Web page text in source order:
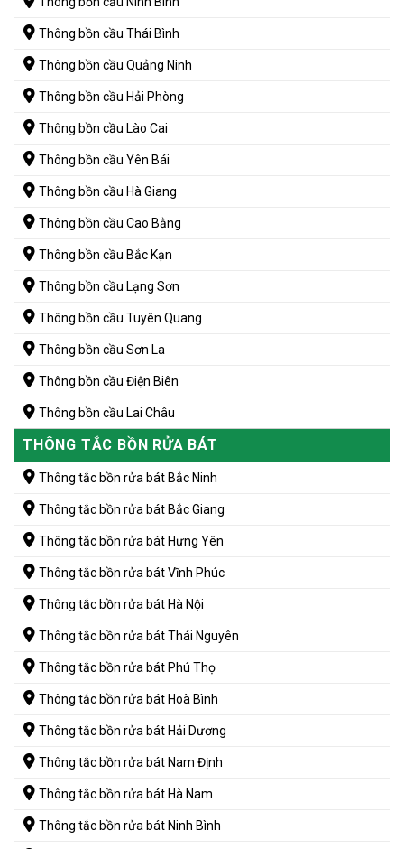
Thông bồn cầu Thái Bình
Thông bồn cầu Quảng Ninh
Thông bồn cầu Hải Phòng
Thông bồn cầu Lào Cai
Thông bồn cầu Yên Bái
Thông bồn cầu Hà Giang
Thông bồn cầu Cao Bằng
Thông bồn cầu Bắc Kạn
Thông bồn cầu Lạng Sơn
Thông bồn cầu Tuyên Quang
Thông bồn cầu Sơn La
Thông bồn cầu Điện Biên
Thông bồn cầu Lai Châu
THÔNG TẮC BỒN RỬA BÁT
Thông tắc bồn rửa bát Bắc Ninh
Thông tắc bồn rửa bát Bắc Giang
Thông tắc bồn rửa bát Hưng Yên
Thông tắc bồn rửa bát Vĩnh Phúc
Thông tắc bồn rửa bát Hà Nội
Thông tắc bồn rửa bát Thái Nguyên
Thông tắc bồn rửa bát Phú Thọ
Thông tắc bồn rửa bát Hoà Bình
Thông tắc bồn rửa bát Hải Dương
Thông tắc bồn rửa bát Nam Định
Thông tắc bồn rửa bát Hà Nam
Thông tắc bồn rửa bát Ninh Bình